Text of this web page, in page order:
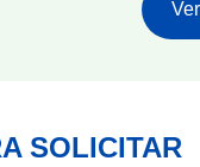
SOLICITAR